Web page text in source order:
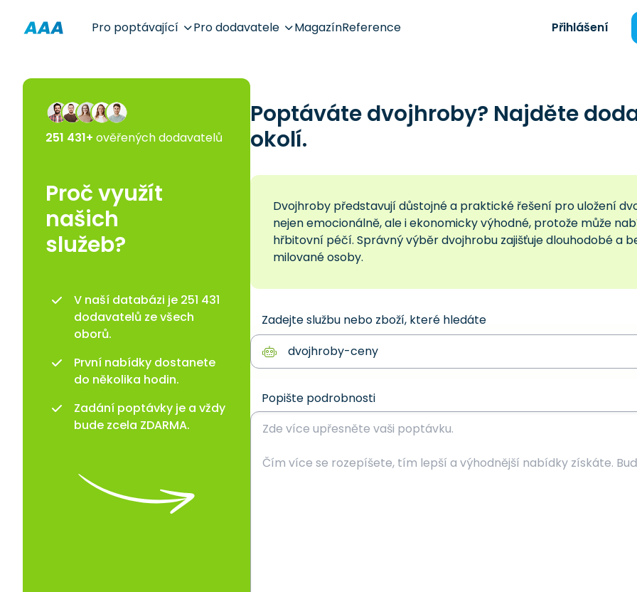
Pro poptávající Pro dodavatele MagazínReference Přihlášení
Poptáváte dvojhroby? Najděte
okolí.
Dvojhroby představují důstojné a praktické řešení pro uložení
nejen emocionálně, ale i ekonomicky výhodné, protože může
hřbitovní péčí. Správný výběr dvojhrobu zajišťuje dlouhodobé a
milované osoby.
Zadejte službu nebo zboží, které hledáte
Popište podrobnosti
251 431+ ověřených dodavatelů
Proč využít
našich
služeb?
V naší databázi je 251 431
dodavatelů ze všech
oborů.
První nabídky dostanete
do několika hodin.
Zadání poptávky je a vždy
bude zcela ZDARMA.